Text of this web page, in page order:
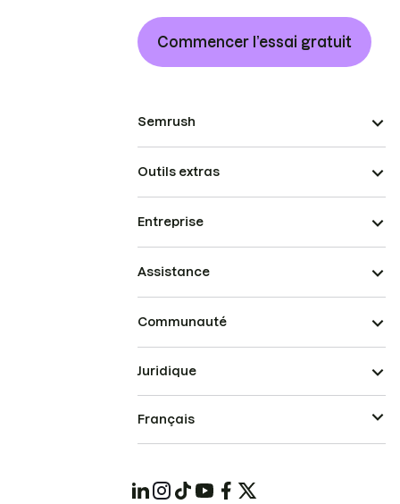
Commencer l’essai gratuit
Semrush
Outils extras
Entreprise
Assistance
Communauté
Juridique
Français